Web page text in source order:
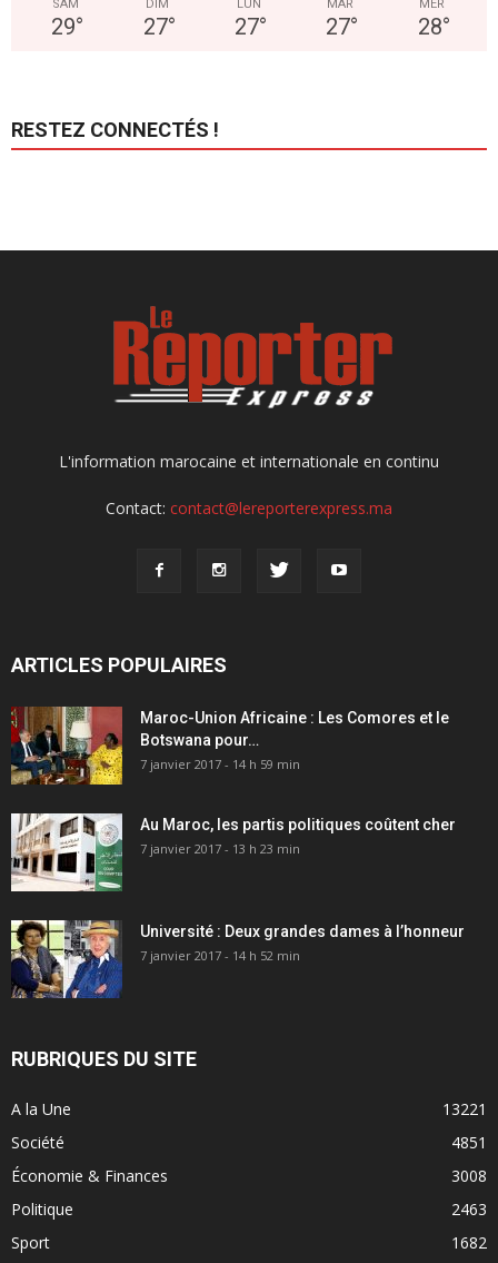
SAM
29°
DIM
27°
LUN
27°
MAR
27°
MER
28°
RESTEZ CONNECTÉS !
L'information marocaine et internationale en continu
Contact: contact@lereporterexpress.ma
ARTICLES POPULAIRES
Maroc-Union Africaine : Les Comores et le
Botswana pour…
7 janvier 2017 - 14 h 59 min
Au Maroc, les partis politiques coûtent cher
7 janvier 2017 - 13 h 23 min
Université : Deux grandes dames à l’honneur
7 janvier 2017 - 14 h 52 min
RUBRIQUES DU SITE
A la Une
13221
Société
4851
Économie & Finances
3008
Politique
2463
Sport
1682